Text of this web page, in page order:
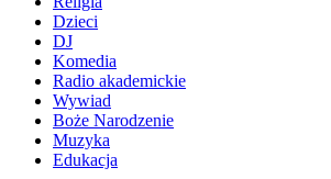
Dzieci
DJ
Komedia
Radio akademickie
Wywiad
Boże Narodzenie
Muzyka
Edukacja